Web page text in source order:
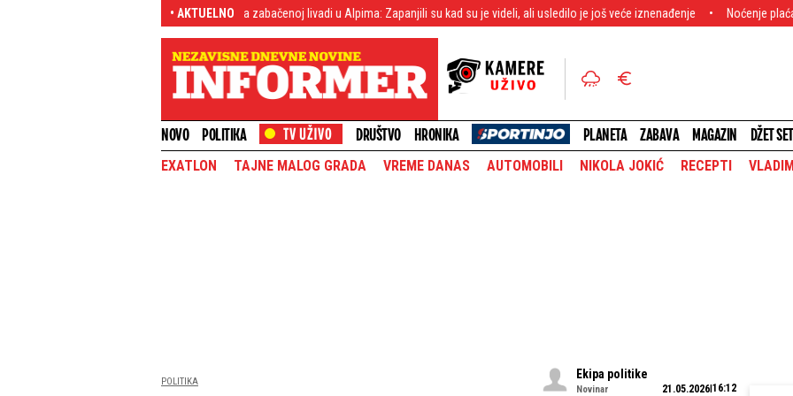
• AKTUELNO
(FOTO) Šok otkriće na zabačenoj livadi u Alpima: Zapanjili su kad su je videli, ali usledilo je još veće iznenađenje Noćenje plaća 6.000 evra!
NOVO POLITIKA DRUŠTVO HRONIKA PLANETA ZABAVA MAGAZIN DŽET SET
EXATLON TAJNE MALOG GRADA VREME DANAS AUTOMOBILI NIKOLA JOKIĆ RECEPTI
POLITIKA
Ekipa politike
Novinar 21.05.2026 16:12